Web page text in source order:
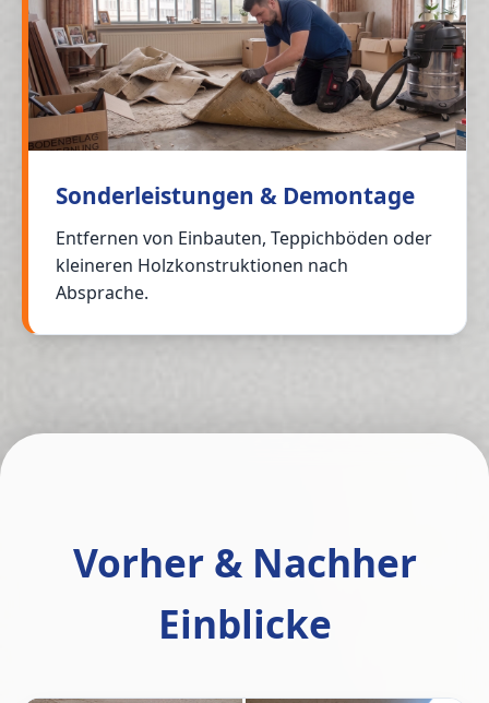
Sonderleistungen & Demontage
Entfernen von Einbauten, Teppichböden oder
kleineren Holzkonstruktionen nach
Absprache.
Vorher & Nachher
Einblicke